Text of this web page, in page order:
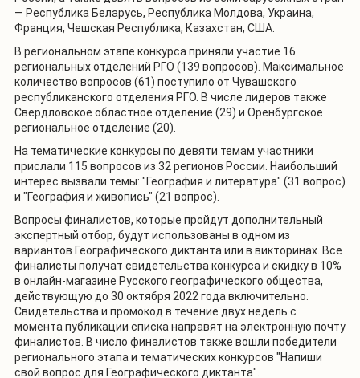
— Республика Беларусь, Республика Молдова, Украина,
Франция, Чешская Республика, Казахстан, США.
В региональном этапе конкурса приняли участие 16
региональных отделений РГО (139 вопросов). Максимальное
количество вопросов (61) поступило от Чувашского
республиканского отделения РГО. В числе лидеров также
Свердловское областное отделение (29) и Оренбургское
региональное отделение (20).
На тематические конкурсы по девяти темам участники
прислали 115 вопросов из 32 регионов России. Наибольший
интерес вызвали темы: "География и литература" (31 вопрос)
и "География и живопись" (21 вопрос).
Вопросы финалистов, которые пройдут дополнительный
экспертный отбор, будут использованы в одном из
вариантов Географического диктанта или в викторинах. Все
финалисты получат свидетельства конкурса и скидку в 10%
в онлайн-магазине Русского географического общества,
действующую до 30 октября 2022 года включительно.
Свидетельства и промокод в течение двух недель с
момента публикации списка направят на электронную почту
финалистов. В число финалистов также вошли победители
регионального этапа и тематических конкурсов "Напиши
свой вопрос для Географического диктанта".